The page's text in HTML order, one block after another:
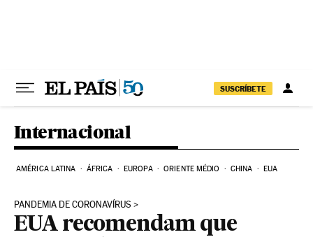
SUSCRÍBETE
Internacional
AMÉRICA LATINA ÁFRICA EUROPA ORIENTE MÉDIO CHINA EUA
PANDEMIA DE CORONAVÍRUS
EUA recomendam que